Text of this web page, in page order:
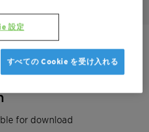
絡ください
for download
設定
すべての Cookie を受け入れる